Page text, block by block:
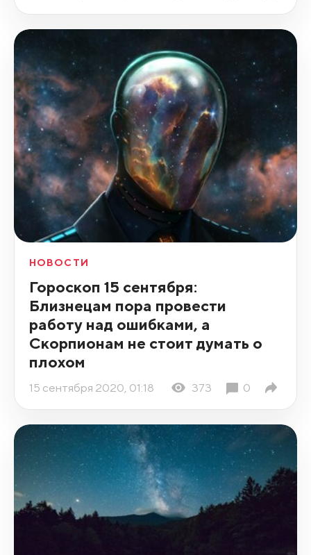
НОВОСТИ
Гороскоп 15 сентября:
Близнецам пора провести
работу над ошибками, а
Скорпионам не стоит думать о
плохом
15 сентября 2020, 01:18 373 0